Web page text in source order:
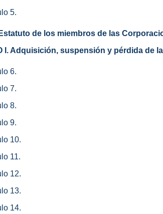
5.
de los miembros de las
I. Adquisición, suspensión y pérdida de
6.
7.
8.
9.
10.
11.
12.
13.
14.